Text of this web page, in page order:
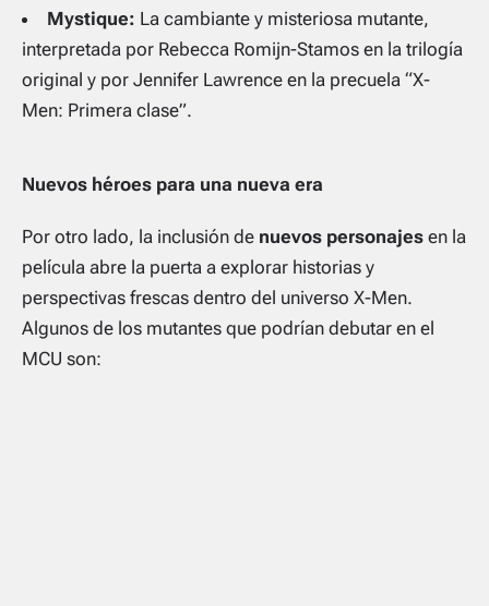
Mystique: La cambiante y misteriosa mutante,
interpretada por Rebecca Romijn-Stamos en la trilogía
original y por Jennifer Lawrence en la precuela “X-
Men: Primera clase”.
Nuevos héroes para una nueva era
Por otro lado, la inclusión de nuevos personajes en la
película abre la puerta a explorar historias y
perspectivas frescas dentro del universo X-Men.
Algunos de los mutantes que podrían debutar en el
MCU son: